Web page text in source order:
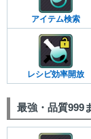
アイテム検索
レシピ効率開放
最強・品質999